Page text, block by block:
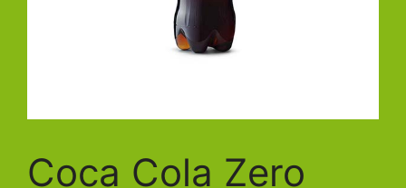
Coca Cola Zero